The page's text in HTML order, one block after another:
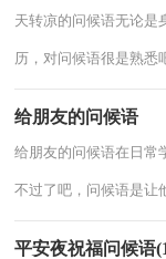
天转凉的问候语无论是
历，对问候语很是熟悉
给朋友的问候语
给朋友的问候语在日常
不过了吧，问候语是让
平安夜祝福问候语